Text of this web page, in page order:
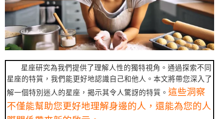
星座研究為我們提供了理解人性的獨特視角。通過探索不同
星座的特質，我們能更好地認識自己和他人。本文將帶您深入了
解一個特別迷人的星座，揭示其令人驚訝的特質。 這些洞察
不僅能幫助您更好地理解身邊的人，還能為您的人